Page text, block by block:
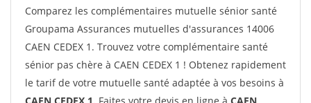
Comparez les complémentaires mutuelle sénior santé
Groupama Assurances mutuelles d'assurances 14006
CAEN CEDEX 1. Trouvez votre complémentaire santé
sénior pas chère à CAEN CEDEX 1 ! Obtenez rapidement
le tarif de votre mutuelle santé adaptée à vos besoins à